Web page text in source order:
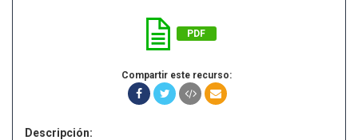
PDF
Compartir este recurso:
Descripción: